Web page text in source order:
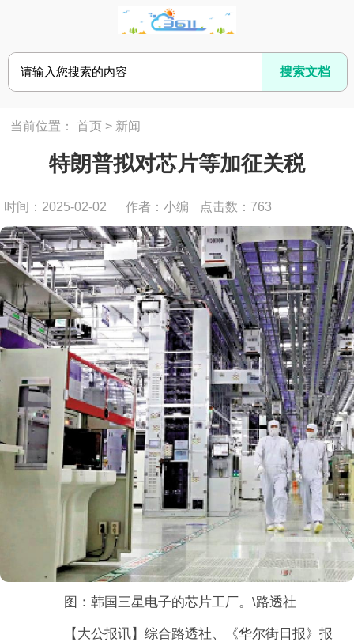
当前位置：首页 > 新闻
特朗普拟对芯片等加征关税
时间：2025-02-02 作者：小编 点击数： 763
图：韩国三星电子的芯片工厂。\路透社
【大公报讯】综合路透社、《华尔街日报》报